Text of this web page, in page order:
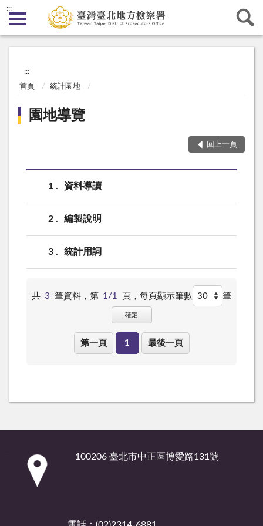
:::
:::
首頁 統計園地
園地導覽
回上一頁
1 資料導讀
2 編製說明
3 統計用詞
共 3 筆資料，第 1/1 頁， 每頁顯示筆數 筆
確定
第一頁 1 最後一頁
100206 臺北市中正區博愛路131號